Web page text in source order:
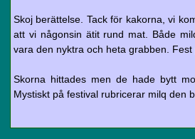
Skoj berättelse. Tack för kakorna, vi
att vi någonsin ätit rund mat. Både
vara den nyktra och heta grabben. Fest
Skorna hittades men de hade bytt
Mystiskt på festival rubricerar milq den